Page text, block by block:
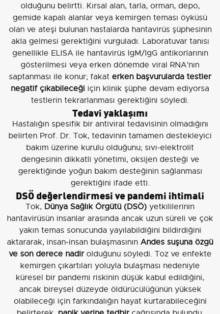
olduğunu belirtti. Kırsal alan, tarla, orman, depo,
gemide kapalı alanlar veya kemirgen teması öyküsü
olan ve ateşi bulunan hastalarda hantavirüs şüphesinin
akla gelmesi gerektiğini vurguladı. Laboratuvar tanısı
genellikle ELISA ile hantavirüs IgM/IgG antikorlarının
gösterilmesi veya erken dönemde viral RNA’nın
saptanması ile konur; fakat erken başvurularda testler
negatif çıkabileceği için klinik şüphe devam ediyorsa
testlerin tekrarlanması gerektiğini söyledi.
Tedavi yaklaşımı
Hastalığın spesifik bir antiviral tedavisinin olmadığını
belirten Prof. Dr. Tok, tedavinin tamamen destekleyici
bakım üzerine kurulu olduğunu; sıvı-elektrolit
dengesinin dikkatli yönetimi, oksijen desteği ve
gerektiğinde yoğun bakım desteğinin sağlanması
gerektiğini ifade etti.
DSÖ değerlendirmesi ve pandemi ihtimali
Tok, Dünya Sağlık Örgütü (DSÖ) yetkililerinin
hantavirüsün insanlar arasında ancak uzun süreli ve çok
yakın temas sonucunda yayılabildiğini bildirdiğini
aktararak, insan‑insan bulaşmasının Andes suşuna özgü
ve son derece nadirolduğunu söyledi. Toz ve enfekte
kemirgen çıkartıları yoluyla bulaşması nedeniyle
küresel bir pandemi riskinin düşük kabul edildiğini,
ancak bireysel düzeyde öldürücülüğünün yüksek
olabileceği için farkındalığın hayat kurtarabileceğini